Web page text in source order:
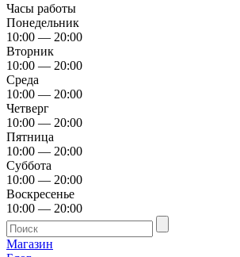
Часы работы
Понедельник
10:00 — 20:00
Вторник
10:00 — 20:00
Среда
10:00 — 20:00
Четверг
10:00 — 20:00
Пятница
10:00 — 20:00
Суббота
10:00 — 20:00
Воскресенье
10:00 — 20:00
Магазин